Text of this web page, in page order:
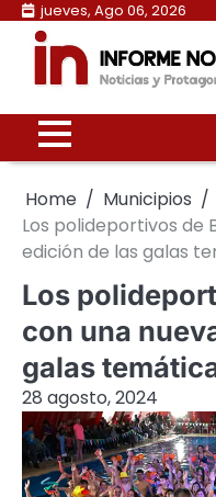
Skip
content
jueves, Ago 06, 2026
Home
Municipios
Los polideportivos de
edición de las galas
Los
con una
galas
28 agosto, 2024